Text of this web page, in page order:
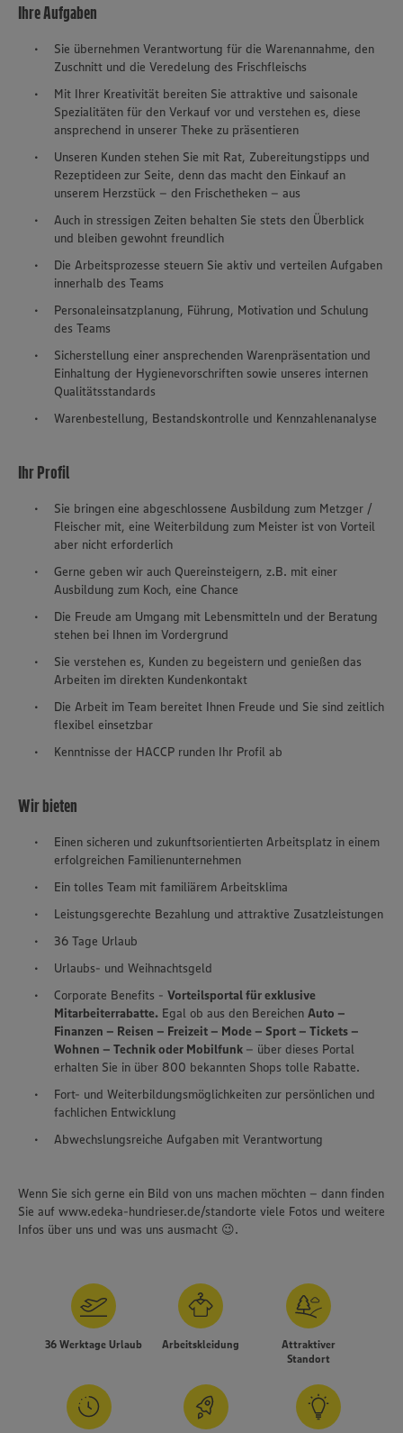
Ihre Aufgaben
Sie übernehmen Verantwortung für die Warenannahme, den
Zuschnitt und die Veredelung des Frischfleischs
Mit Ihrer Kreativität bereiten Sie attraktive und saisonale
Spezialitäten für den Verkauf vor und verstehen es, diese
ansprechend in unserer Theke zu präsentieren
Unseren Kunden stehen Sie mit Rat, Zubereitungstipps und
Rezeptideen zur Seite, denn das macht den Einkauf an
unserem Herzstück – den Frischetheken – aus
Auch in stressigen Zeiten behalten Sie stets den Überblick
und bleiben gewohnt freundlich
Die Arbeitsprozesse steuern Sie aktiv und verteilen Aufgaben
innerhalb des Teams
Personaleinsatzplanung, Führung, Motivation und Schulung
des Teams
Sicherstellung einer ansprechenden Warenpräsentation und
Einhaltung der Hygienevorschriften sowie unseres internen
Qualitätsstandards
Warenbestellung, Bestandskontrolle und Kennzahlenanalyse
Ihr Profil
Sie bringen eine abgeschlossene Ausbildung zum Metzger /
Fleischer mit, eine Weiterbildung zum Meister ist von Vorteil
aber nicht erforderlich
Gerne geben wir auch Quereinsteigern, z.B. mit einer
Ausbildung zum Koch, eine Chance
Die Freude am Umgang mit Lebensmitteln und der Beratung
stehen bei Ihnen im Vordergrund
Sie verstehen es, Kunden zu begeistern und genießen das
Arbeiten im direkten Kundenkontakt
Die Arbeit im Team bereitet Ihnen Freude und Sie sind zeitlich
flexibel einsetzbar
Kenntnisse der HACCP runden Ihr Profil ab
Wir bieten
Einen sicheren und zukunftsorientierten Arbeitsplatz in einem
erfolgreichen Familienunternehmen
Ein tolles Team mit familiärem Arbeitsklima
Leistungsgerechte Bezahlung und attraktive Zusatzleistungen
36 Tage Urlaub
Urlaubs- und Weihnachtsgeld
Corporate Benefits - Vorteilsportal für exklusive
Mitarbeiterrabatte. Egal ob aus den Bereichen Auto –
Finanzen – Reisen – Freizeit – Mode – Sport – Tickets –
Wohnen – Technik oder Mobilfunk – über dieses Portal
erhalten Sie in über 800 bekannten Shops tolle Rabatte.
Fort- und Weiterbildungsmöglichkeiten zur persönlichen und
fachlichen Entwicklung
Abwechslungsreiche Aufgaben mit Verantwortung
Wenn Sie sich gerne ein Bild von uns machen möchten – dann finden
Sie auf www.edeka-hundrieser.de/standorte viele Fotos und weitere
Infos über uns und was uns ausmacht 😉.
36 Werktage Urlaub Arbeitskleidung
Attraktiver
Standort